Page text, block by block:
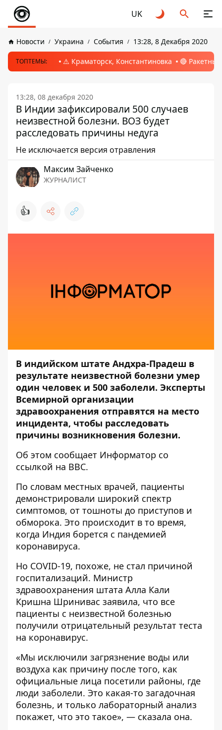
UK
Новости Украина События 13:28, 8 Декабря 2020
ТОПТЕМЫ: ⚠️ Краматорск, Константиновка 🔴
13:28, 08 декабря 2020
В Индии зафиксировали 500 случаев
неизвестной болезни. ВОЗ будет
расследовать причины недуга
Не исключается версия отравления
Максим Зайченко
ЖУРНАЛИСТ
👍
В индийском штате Андхра-Прадеш в
результате неизвестной болезни умер
один человек и 500 заболели. Эксперты
Всемирной организации
здравоохранения отправятся на место
инцидента, чтобы расследовать
причины возникновения болезни.
Об этом сообщает Информатор со
ссылкой на BBC.
По словам местных врачей, пациенты
демонстрировали широкий спектр
симптомов, от тошноты до приступов и
обморока. Это происходит в то время,
когда Индия борется с пандемией
коронавируса.
Но COVID-19, похоже, не стал причиной
госпитализаций. Министр
здравоохранения штата Алла Кали
Кришна Шринивас заявила, что все
пациенты с неизвестной болезнью
получили отрицательный результат теста
на коронавирус.
«Мы исключили загрязнение воды или
воздуха как причину после того, как
официальные лица посетили районы, где
люди заболели. Это какая-то загадочная
болезнь, и только лабораторный анализ
покажет, что это такое», — сказала она.